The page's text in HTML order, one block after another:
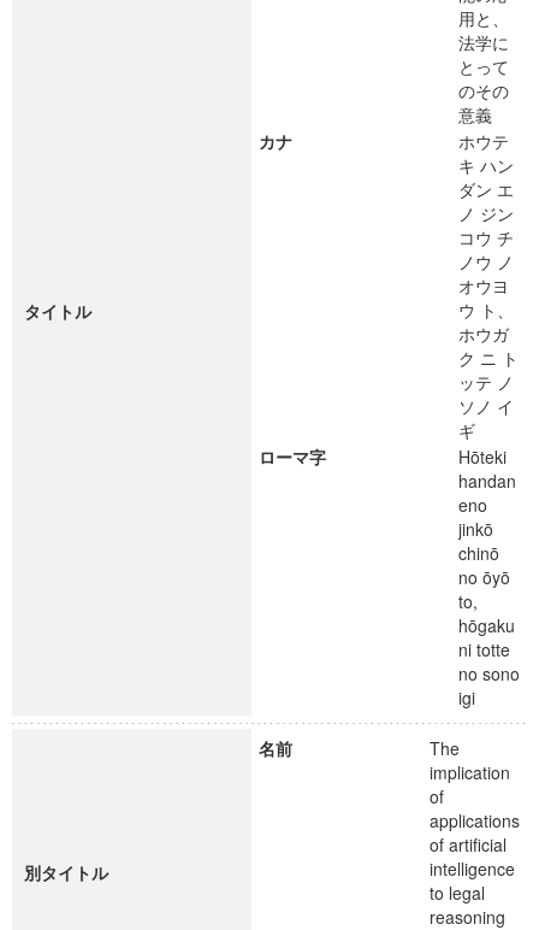
タイトル
用と、
法学に
とって
のその
意義
カナ
ホウテ
キ ハン
ダン エ
ノ ジン
コウ チ
ノウ ノ
オウヨ
ウ ト、
ホウガ
ク ニ ト
ッテ ノ
ソノ イ
ギ
ローマ字
Hōteki
handan
eno
jinkō
chinō
no ōyō
to,
hōgaku
ni totte
no sono
igi
別タイトル
名前
The
implication
of
applications
of artificial
intelligence
to legal
reasoning